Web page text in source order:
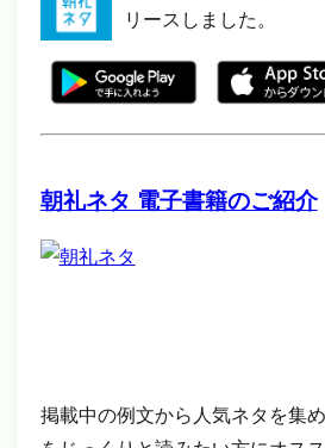
リースしました。
朝礼ネタ 電子書籍のご紹介
掲載中の例文から人気ネタを集